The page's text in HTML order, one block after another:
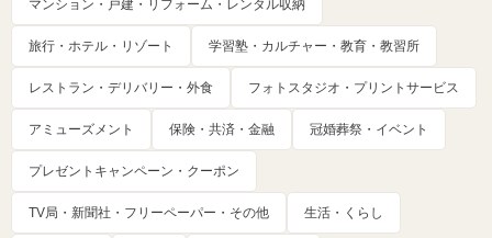
マンション・戸建・リフォーム・レンタル収納
旅行・ホテル・リゾート 学習塾・カルチャー・教育・教習所
レストラン・デリバリー・外食 フォトスタジオ・プリントサービス
アミューズメント 保険・共済・金融 冠婚葬祭・イベント
プレゼントキャンペーン・クーポン
TV局・新聞社・フリーペーパー・その他 生活・くらし